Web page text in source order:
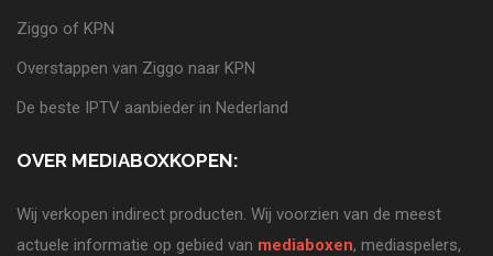
Ziggo of KPN
Overstappen van Ziggo naar KPN
De beste IPTV aanbieder in Nederland
OVER MEDIABOXKOPEN:
Wij verkopen indirect producten. Wij voorzien van de meest
actuele informatie op gebied van mediaboxen, mediaspelers,